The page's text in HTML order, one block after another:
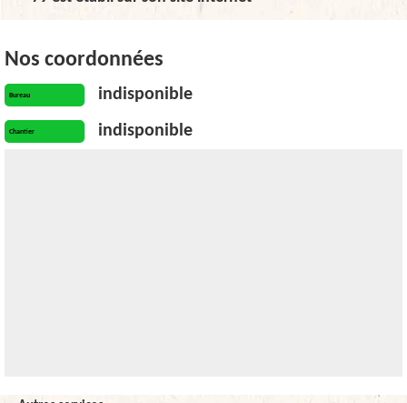
Nos coordonnées
Bureau indisponible
Chantier indisponible